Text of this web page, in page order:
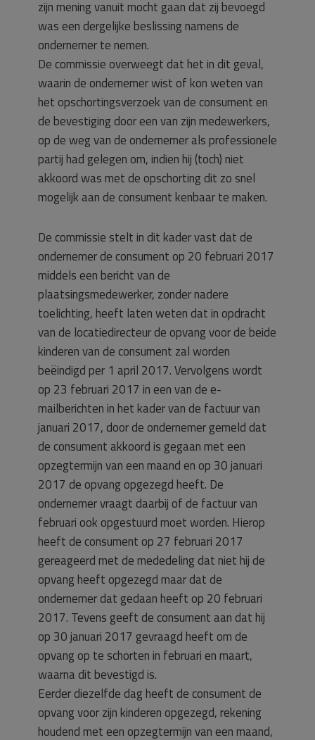
zijn mening vanuit mocht gaan dat zij bevoegd
was een dergelijke beslissing namens de
ondernemer te nemen.
De commissie overweegt dat het in dit geval,
waarin de ondernemer wist of kon weten van
het opschortingsverzoek van de consument en
de bevestiging door een van zijn medewerkers,
op de weg van de ondernemer als professionele
partij had gelegen om, indien hij (toch) niet
akkoord was met de opschorting dit zo snel
mogelijk aan de consument kenbaar te maken.
De commissie stelt in dit kader vast dat de
ondernemer de consument op 20 februari 2017
middels een bericht van de
plaatsingsmedewerker, zonder nadere
toelichting, heeft laten weten dat in opdracht
van de locatiedirecteur de opvang voor de beide
kinderen van de consument zal worden
beëindigd per 1 april 2017. Vervolgens wordt
op 23 februari 2017 in een van de e-
mailberichten in het kader van de factuur van
januari 2017, door de ondernemer gemeld dat
de consument akkoord is gegaan met een
opzegtermijn van een maand en op 30 januari
2017 de opvang opgezegd heeft. De
ondernemer vraagt daarbij of de factuur van
februari ook opgestuurd moet worden. Hierop
heeft de consument op 27 februari 2017
gereageerd met de mededeling dat niet hij de
opvang heeft opgezegd maar dat de
ondernemer dat gedaan heeft op 20 februari
2017. Tevens geeft de consument aan dat hij
op 30 januari 2017 gevraagd heeft om de
opvang op te schorten in februari en maart,
waarna dit bevestigd is.
Eerder diezelfde dag heeft de consument de
opvang voor zijn kinderen opgezegd, rekening
houdend met een opzegtermijn van een maand,